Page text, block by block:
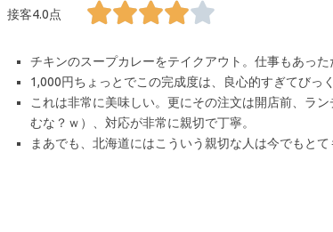
接客4.0点
チキンのスープカレーをテイクアウト。仕事もあった
1,000円ちょっとでこの完成度は、良心的すぎてびっく
これは非常に美味しい。更にその注文は開店前、ラ
むな？ｗ）、対応が非常に親切で丁寧。
まあでも、北海道にはこういう親切な人は今でもとて